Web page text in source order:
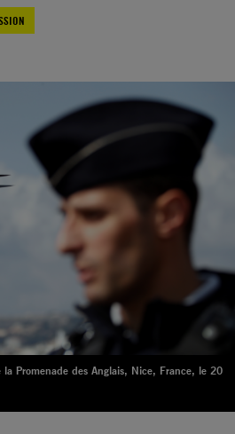
Promenade des Anglais, Nice, France, le 20